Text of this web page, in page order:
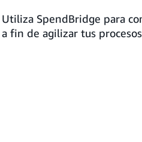
Utiliza SpendBridge para
a fin de agilizar tus